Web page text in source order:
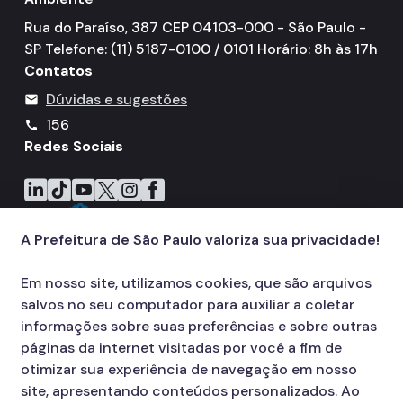
IPVA
Fiscalização Ambiental
Defesa e Valorização Ambiental
Mudanças Climáticas
Comitê do Clima
COMFROTA-SP
Planos
Mata Atlântica
Rua do Paraíso, 387 CEP 04103-000 - São Paulo -
SP Telefone: (11) 5187-0100 / 0101 Horário: 8h às 17h
Contatos
mail Dúvidas e sugestões
call
156
Redes Sociais
Icone do LinkedIn
Icone do TikTok
Icone do YouTube
Icone do X
Icone do Instagram
Icone do Facebook
A Prefeitura de São Paulo valoriza sua privacidade!
Em nosso site, utilizamos cookies, que são arquivos
salvos no seu computador para auxiliar a coletar
informações sobre suas preferências e sobre outras
páginas da internet visitadas por você a fim de
otimizar sua experiência de navegação em nosso
site, apresentando conteúdos personalizados. Ao